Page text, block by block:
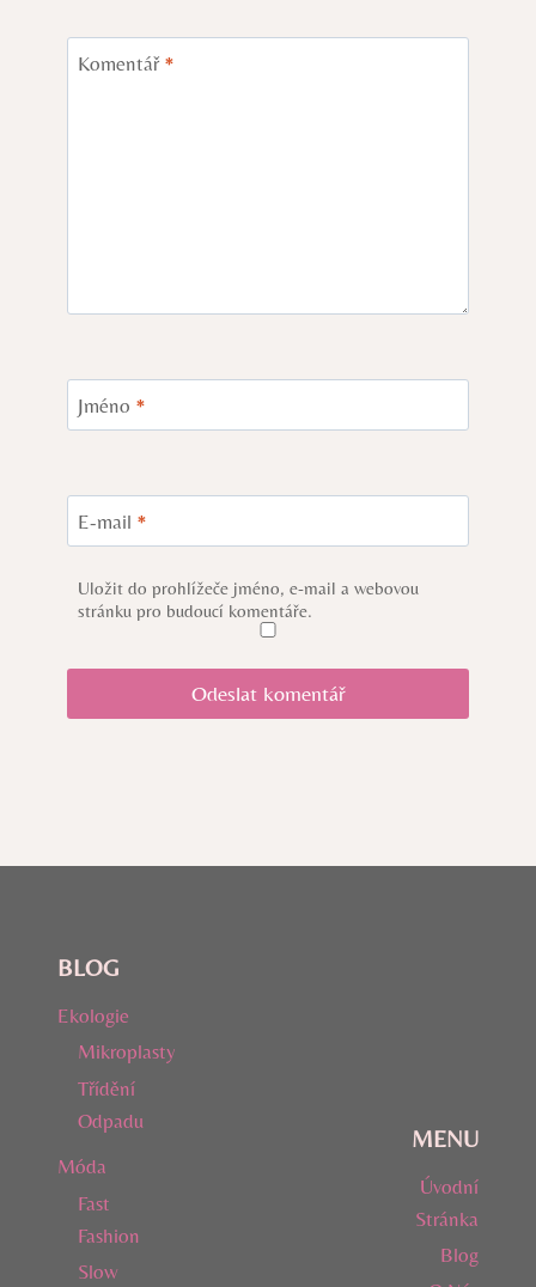
Komentář *
Jméno *
E-mail *
Uložit do prohlížeče jméno, e-mail a webovou
stránku pro budoucí komentáře.
BLOG
Ekologie
Mikroplasty
Třídění
Odpadu
Móda
Fast
Fashion
Slow
MENU
Úvodní
Stránka
Blog